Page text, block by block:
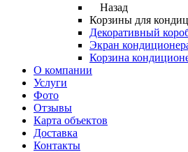
Назад
Корзины для
Декоративный
Экран
Корзина
О компании
Услуги
Фото
Отзывы
Карта объектов
Доставка
Контакты